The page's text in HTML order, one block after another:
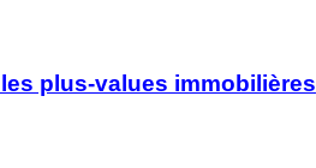
plus-values immobilières